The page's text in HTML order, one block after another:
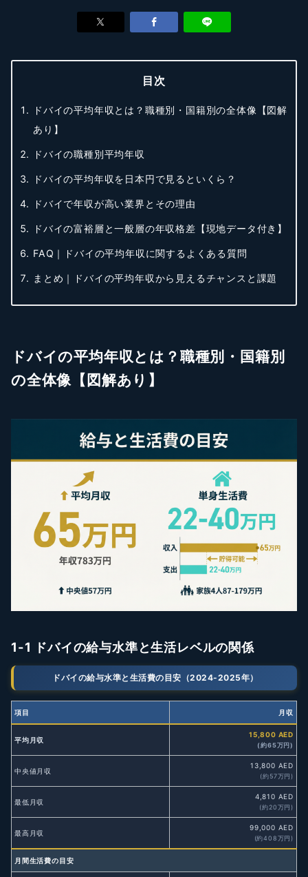
目次
ドバイの平均年収とは？職種別・国籍別の全体像【図解
あり】
ドバイの職種別平均年収
ドバイの平均年収を日本円で見るといくら？
ドバイで年収が高い業界とその理由
ドバイの富裕層と一般層の年収格差【現地データ付き】
FAQ｜ドバイの平均年収に関するよくある質問
まとめ｜ドバイの平均年収から見えるチャンスと課題
ドバイの平均年収とは？職種別・国籍別
の全体像【図解あり】
1-1 ドバイの給与水準と生活レベルの関係
ドバイの給与水準と生活費の目安（2024-2025年）
項目 月収
平均月収
15,800 AED
(約65万円)
中央値月収
13,800 AED
(約57万円)
最低月収
4,810 AED
(約20万円)
最高月収
99,000 AED
(約408万円)
月間生活費の目安